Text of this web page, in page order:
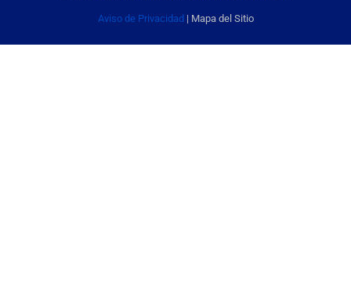
Aviso de Privacidad | Mapa del Sitio